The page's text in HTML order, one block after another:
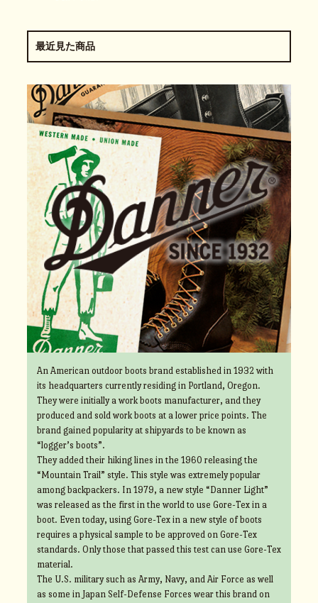
最近見た商品
An American outdoor boots brand established in 1932 with
its headquarters currently residing in Portland, Oregon.
They were initially a work boots manufacturer, and they
produced and sold work boots at a lower price points. The
brand gained popularity at shipyards to be known as
“logger’s boots”.
They added their hiking lines in the 1960 releasing the
“Mountain Trail” style. This style was extremely popular
among backpackers. In 1979, a new style “Danner Light”
was released as the first in the world to use Gore-Tex in a
boot. Even today, using Gore-Tex in a new style of boots
requires a physical sample to be approved on Gore-Tex
standards. Only those that passed this test can use Gore-Tex
material.
The U.S. military such as Army, Navy, and Air Force as well
as some in Japan Self-Defense Forces wear this brand on